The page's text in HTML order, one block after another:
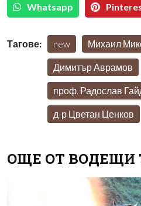
Whatsapp
Тагове: new Михаил
Димитър Аврамов
проф. Радослав
д-р Цветан Ценков
ОЩЕ ОТ ВОДЕЩИ